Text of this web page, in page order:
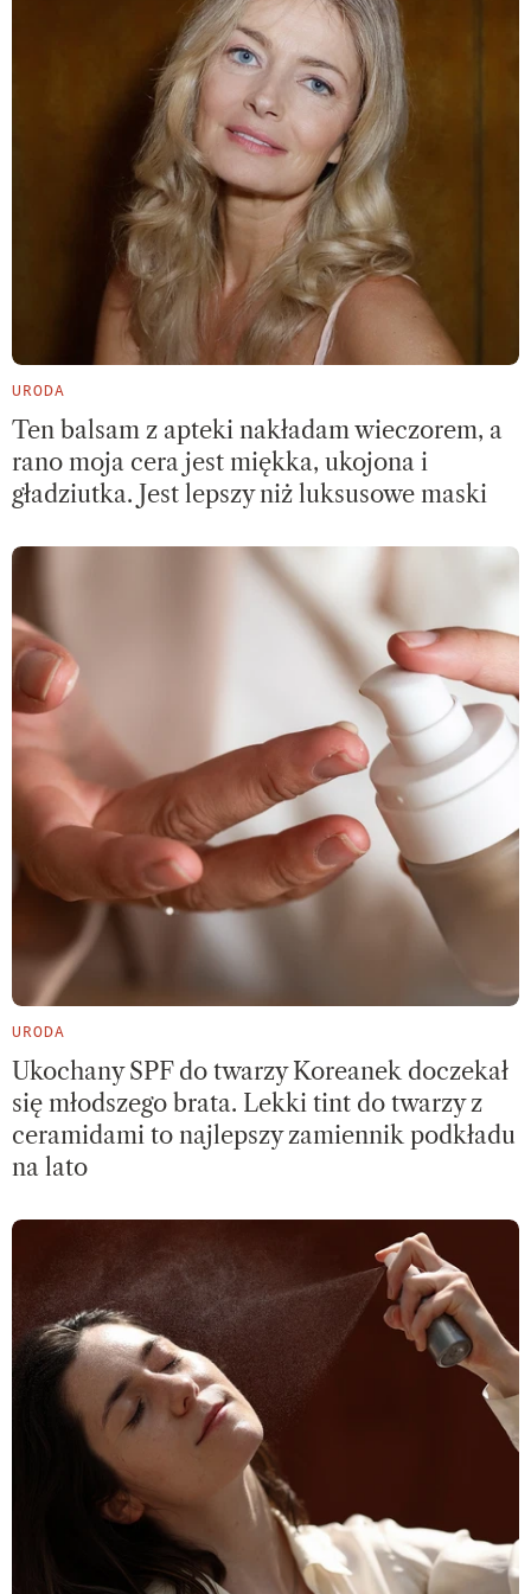
URODA
Ten balsam z apteki nakładam wieczorem, a
rano moja cera jest miękka, ukojona i
gładziutka. Jest lepszy niż luksusowe maski
URODA
Ukochany SPF do twarzy Koreanek doczekał
się młodszego brata. Lekki tint do twarzy z
ceramidami to najlepszy zamiennik podkładu
na lato